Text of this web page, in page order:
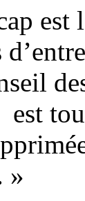
est
»